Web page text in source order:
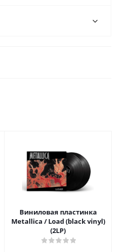
Виниловая пластинка
Metallica / Load (black vinyl)
(2LP)